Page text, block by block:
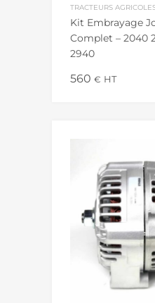
TRACTEURS
Kit Embrayage
Complet – 2040
2940
560 € HT